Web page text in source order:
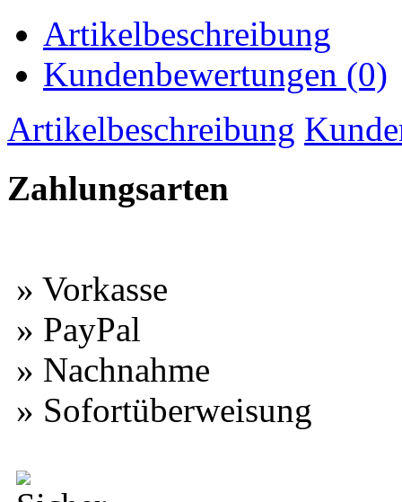
Artikelbeschreibung
Kundenbewertungen (0)
Artikelbeschreibung
Zahlungsarten
» Vorkasse
» PayPal
» Nachnahme
» Sofortüberweisung